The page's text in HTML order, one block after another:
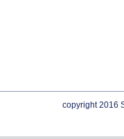
copyright 2016